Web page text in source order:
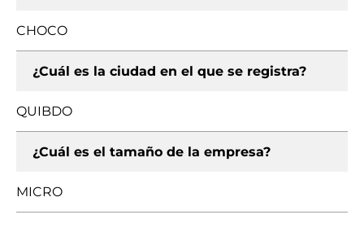
CHOCO
¿Cuál es la ciudad en el que se registra?
QUIBDO
¿Cuál es el tamaño de la empresa?
MICRO